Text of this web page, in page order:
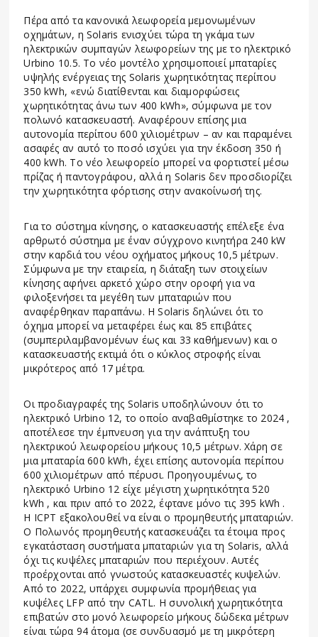
Πέρα από τα κανονικά λεωφορεία μεμονωμένων
οχημάτων, η Solaris ενισχύει τώρα τη γκάμα των
ηλεκτρικών συμπαγών λεωφορείων της με το ηλεκτρικό
Urbino 10.5. Το νέο μοντέλο χρησιμοποιεί μπαταρίες
υψηλής ενέργειας της Solaris χωρητικότητας περίπου
350 kWh, «ενώ διατίθενται και διαμορφώσεις
χωρητικότητας άνω των 400 kWh», σύμφωνα με τον
πολωνό κατασκευαστή. Αναφέρουν επίσης μια
αυτονομία περίπου 600 χιλιομέτρων – αν και παραμένει
ασαφές αν αυτό το ποσό ισχύει για την έκδοση 350 ή
400 kWh. Το νέο λεωφορείο μπορεί να φορτιστεί μέσω
πρίζας ή παντογράφου, αλλά η Solaris δεν προσδιορίζει
την χωρητικότητα φόρτισης στην ανακοίνωσή της.
Για το σύστημα κίνησης, ο κατασκευαστής επέλεξε ένα
αρθρωτό σύστημα με έναν σύγχρονο κινητήρα 240 kW
στην καρδιά του νέου οχήματος μήκους 10,5 μέτρων.
Σύμφωνα με την εταιρεία, η διάταξη των στοιχείων
κίνησης αφήνει αρκετό χώρο στην οροφή για να
φιλοξενήσει τα μεγέθη των μπαταριών που
αναφέρθηκαν παραπάνω. Η Solaris δηλώνει ότι το
όχημα μπορεί να μεταφέρει έως και 85 επιβάτες
(συμπεριλαμβανομένων έως και 33 καθήμενων) και ο
κατασκευαστής εκτιμά ότι ο κύκλος στροφής είναι
μικρότερος από 17 μέτρα.
Οι προδιαγραφές της Solaris υποδηλώνουν ότι το
ηλεκτρικό Urbino 12, το οποίο αναβαθμίστηκε το 2024 ,
αποτέλεσε την έμπνευση για την ανάπτυξη του
ηλεκτρικού λεωφορείου μήκους 10,5 μέτρων. Χάρη σε
μια μπαταρία 600 kWh, έχει επίσης αυτονομία περίπου
600 χιλιομέτρων από πέρυσι. Προηγουμένως, το
ηλεκτρικό Urbino 12 είχε μέγιστη χωρητικότητα 520
kWh , και πριν από το 2022, έφτανε μόνο τις 395 kWh .
Η ICPT εξακολουθεί να είναι ο προμηθευτής μπαταριών.
Ο Πολωνός προμηθευτής κατασκευάζει τα έτοιμα προς
εγκατάσταση συστήματα μπαταριών για τη Solaris, αλλά
όχι τις κυψέλες μπαταριών που περιέχουν. Αυτές
προέρχονται από γνωστούς κατασκευαστές κυψελών.
Από το 2022, υπάρχει συμφωνία προμήθειας για
κυψέλες LFP από την CATL. Η συνολική χωρητικότητα
επιβατών στο μονό λεωφορείο μήκους δώδεκα μέτρων
είναι τώρα 94 άτομα (σε συνδυασμό με τη μικρότερη